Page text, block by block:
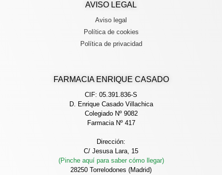
FARMACIA ENRIQUE CASADO
CIF: 05.391.836-S
D. Enrique Casado Villachica
Colegiado Nº 9082
Farmacia Nº 417
Dirección:
C/ Jesusa Lara, 15
(Pinche aquí para saber cómo llegar)
28250 Torrelodones (Madrid)
AVISO LEGAL
Aviso legal
Política de cookies
Política de privacidad